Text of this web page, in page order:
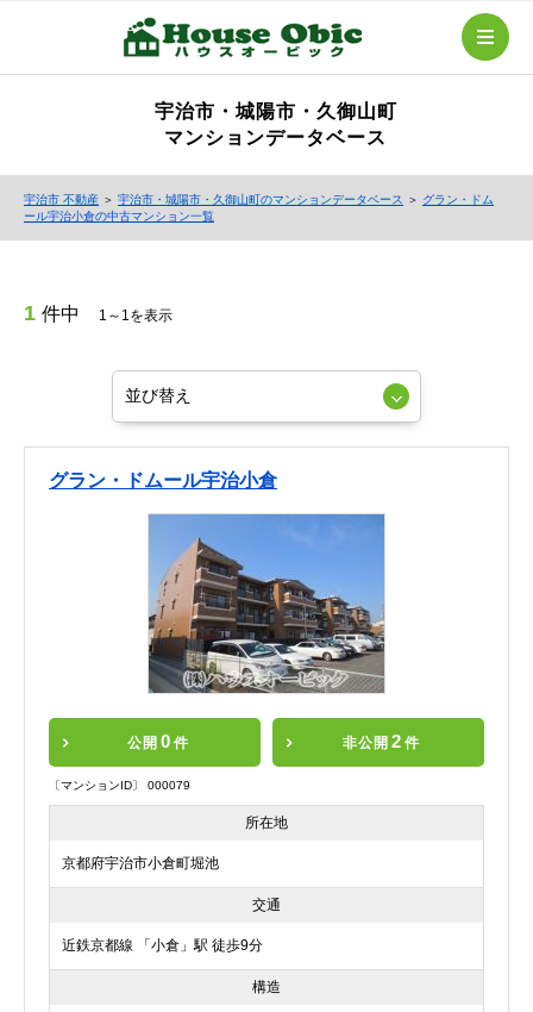
宇治市・城陽市・久御山町
マンションデータベース
宇治市 不動産 ＞ 宇治市・城陽市・久御山町のマンションデータベース ＞ グラン・ドム
ール宇治小倉の中古マンション一覧
1 件中 1～1を表示
グラン・ドムール宇治小倉
公開 0 件 非公開 2 件
〔マンションID〕 000079
所在地
京都府宇治市小倉町堀池
交通
近鉄京都線 「小倉」駅 徒歩9分
構造